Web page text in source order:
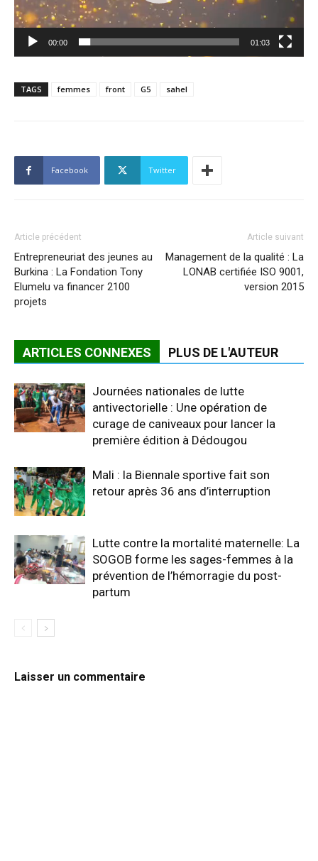
00:00 01:03
TAGS femmes front G5 sahel
Facebook Twitter
Article précédent
Entrepreneuriat des jeunes au
Burkina : La Fondation Tony
Elumelu va financer 2100
projets
Article suivant
Management de la qualité : La
LONAB certifiée ISO 9001,
version 2015
ARTICLES CONNEXES PLUS DE L'AUTEUR
Journées nationales de lutte
antivectorielle : Une opération de
curage de caniveaux pour lancer la
première édition à Dédougou
Mali : la Biennale sportive fait son
retour après 36 ans d’interruption
Lutte contre la mortalité maternelle: La
SOGOB forme les sages-femmes à la
prévention de l’hémorragie du post-
partum
Laisser un commentaire